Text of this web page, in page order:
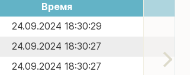
Время
24.09.2024 18:30:29
24.09.2024 18:30:27
24.09.2024 18:30:27